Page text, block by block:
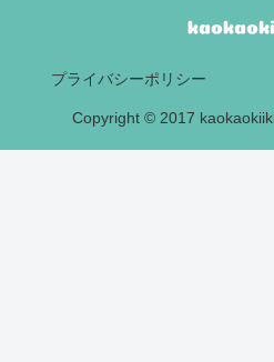
プライバシーポリシー
Copyright © 2017